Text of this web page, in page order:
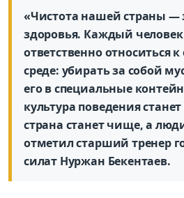
«Чистота нашей страны —
здоровья. Каждый
ответственно относиться
среде: убирать за собой
его в специальные
культура поведения
страна станет чище, а
отметил старший тренер
силат Нуржан Бекентаев.